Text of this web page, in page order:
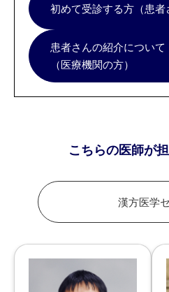
初めて受診する方（患者
患者さんの紹介について
（医療機関の方）
こちらの医師が
漢方医学